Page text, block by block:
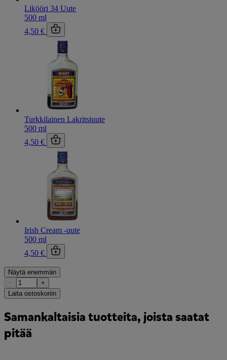
Likööri 34 Uute
500 ml
4,50 €
Turkkilainen Lakritsiuute
500 ml
4,50 €
Irish Cream -uute
500 ml
4,50 €
Näytä enemmän
−
+
Laita ostoskoriin
Samankaltaisia tuotteita, joista saatat
pitää